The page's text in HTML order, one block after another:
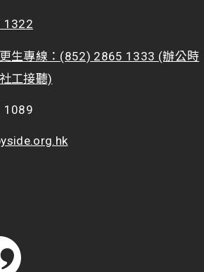
1322
生專線：(852) 2865 1333 (辦公時
工接聽)
1089